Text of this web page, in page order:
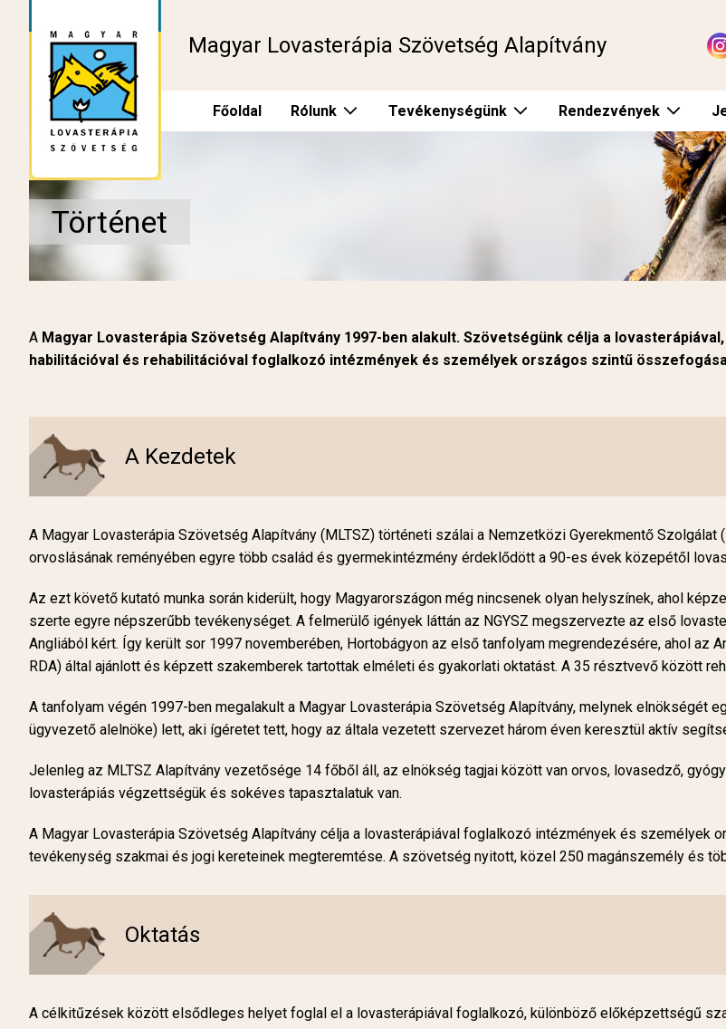
Magyar Lovasterápia Szövetség Alapítvány
Főoldal Rólunk Tevékenységünk Rendezvények
Történet
A Magyar Lovasterápia Szövetség Alapítvány 1997-ben alakult. Szövetségünk célja a
habilitációval és rehabilitációval foglalkozó intézmények és személyek országos szintű
A Kezdetek
A Magyar Lovasterápia Szövetség Alapítvány (MLTSZ) történeti szálai a Nemzetközi Gyerekmentő
orvoslásának reményében egyre több család és gyermekintézmény érdeklődött a 90-es évek közepétől
Az ezt követő kutató munka során kiderült, hogy Magyarországon még nincsenek olyan helyszínek, ahol
szerte egyre népszerűbb tevékenységet. A felmerülő igények láttán az NGYSZ megszervezte az első
Angliából kért. Így került sor 1997 novemberében, Hortobágyon az első tanfolyam megrendezésére, ahol az
RDA) által ajánlott és képzett szakemberek tartottak elméleti és gyakorlati oktatást. A 35 résztvevő között
A tanfolyam végén 1997-ben megalakult a Magyar Lovasterápia Szövetség Alapítvány, melynek elnökségét
ügyvezető alelnöke) lett, aki ígéretet tett, hogy az általa vezetett szervezet három éven keresztül aktív
Jelenleg az MLTSZ Alapítvány vezetősége 14 főből áll, az elnökség tagjai között van orvos, lovasedző,
lovasterápiás végzettségük és sokéves tapasztalatuk van.
A Magyar Lovasterápia Szövetség Alapítvány célja a lovasterápiával foglalkozó intézmények és személyek
tevékenység szakmai és jogi kereteinek megteremtése. A szövetség nyitott, közel 250 magánszemély és
Oktatás
A célkitűzések között elsődleges helyet foglal el a lovasterápiával foglalkozó, különböző előképzettségű